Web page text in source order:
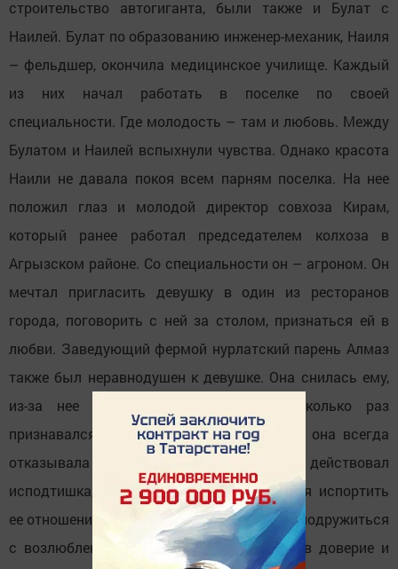
строительство автогиганта, были также и Булат с
Наилей. Булат по образованию инженер-механик, Наиля
– фельдшер, окончила медицинское училище. Каждый
из них начал работать в поселке по своей
специальности. Где молодость – там и любовь. Между
Булатом и Наилей вспыхнули чувства. Однако красота
Наили не давала покоя всем парням поселка. На нее
положил глаз и молодой директор совхоза Кирам,
который ранее работал председателем колхоза в
Агрызском районе. Со специальности он – агроном. Он
мечтал пригласить девушку в один из ресторанов
города, поговорить с ней за столом, признаться ей в
любви. Заведующий фермой нурлатский парень Алмаз
также был неравнодушен к девушке. Она снилась ему,
из-за нее он потерял покой. Он несколько раз
признавался ей в своих чувствах, однако она всегда
отказывала ему. Алмаз ревновал Наилю, действовал
исподтишка, всякими способами старался испортить
ее отношения с Булатом. В итоге он решил подружиться
с возлюбленным девушки, войти к нему в доверие и